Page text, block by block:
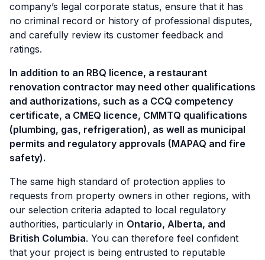
company’s legal corporate status, ensure that it has
no criminal record or history of professional disputes,
and carefully review its customer feedback and
ratings.
In addition to an RBQ licence, a restaurant
renovation contractor may need other qualifications
and authorizations, such as a CCQ competency
certificate, a CMEQ licence, CMMTQ qualifications
(plumbing, gas, refrigeration), as well as municipal
permits and regulatory approvals (MAPAQ and fire
safety).
The same high standard of protection applies to
requests from property owners in other regions, with
our selection criteria adapted to local regulatory
authorities, particularly in Ontario, Alberta, and
British Columbia. You can therefore feel confident
that your project is being entrusted to reputable